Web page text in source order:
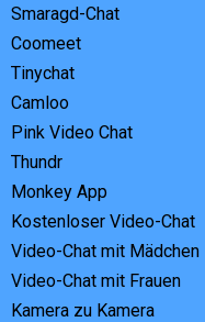
Smaragd-Chat
Coomeet
Tinychat
Camloo
Pink Video Chat
Thundr
Monkey App
Kostenloser Video-Chat
Video-Chat mit Mädchen
Video-Chat mit Frauen
Kamera zu Kamera